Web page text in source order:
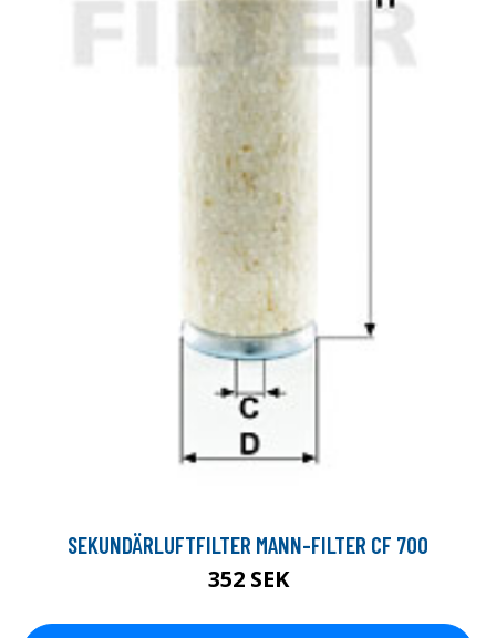
SEKUNDÄRLUFTFILTER MANN-FILTER CF 700
352 SEK